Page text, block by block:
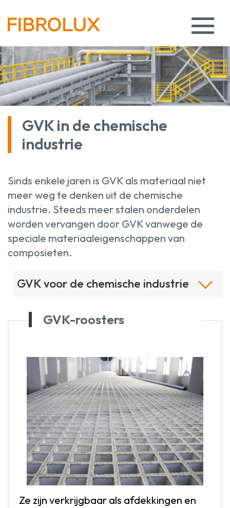
GVK in de chemische
industrie
Sinds enkele jaren is GVK als materiaal niet
meer weg te denken uit de chemische
industrie. Steeds meer stalen onderdelen
worden vervangen door GVK vanwege de
speciale materiaaleigenschappen van
composieten.
GVK voor de chemische industrie
GVK-roosters
Ze zijn verkrijgbaar als afdekkingen en